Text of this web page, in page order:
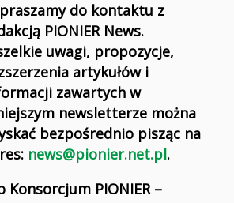
do kontaktu z
PIONIER News.
uwagi, propozycje,
artykułów i
zawartych w
newsletterze można
bezpośrednio pisząc na
news@pionier.net.pl.
PIONIER –